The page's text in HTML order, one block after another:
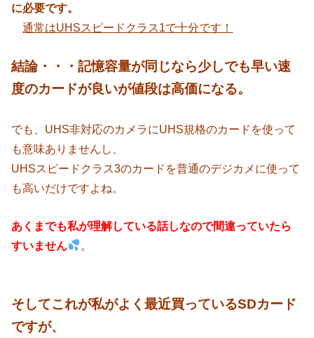
に必要です。
通常はUHSスピードクラス1で十分です！
結論・・・記憶容量が同じなら少しでも早い速
度のカードが良いが値段は高価になる。
でも、UHS非対応のカメラにUHS規格のカードを使って
も意味ありませんし、
UHSスピードクラス3のカードを普通のデジカメに使って
も高いだけですよね。
あくまでも私が理解している話しなので間違っていたら
すいません
。
そしてこれが私がよく最近買っているSDカード
ですが、